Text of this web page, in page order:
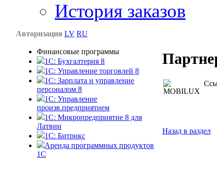
История заказов
Авторизация LV RU
Финансовые программы
1С: Бухгалтерия 8
1C: Управление торговлей 8
1C: Зарплата и управление
персоналом 8
1C: Управление
произв.предприятием
1С: Микропредприятие 8 для
Латвии
1C: Битрикс
Аренда программных продуктов
1С
Назад в раздел